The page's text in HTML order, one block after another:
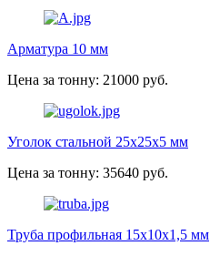
Арматура 10 мм
Цена за тонну: 21000 руб.
Уголок стальной 25х25х5 мм
Цена за тонну: 35640 руб.
Труба профильная 15х10х1,5 мм